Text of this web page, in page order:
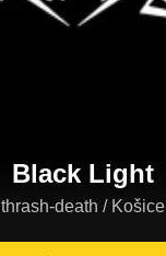
Black Light
thrash-death / Košice